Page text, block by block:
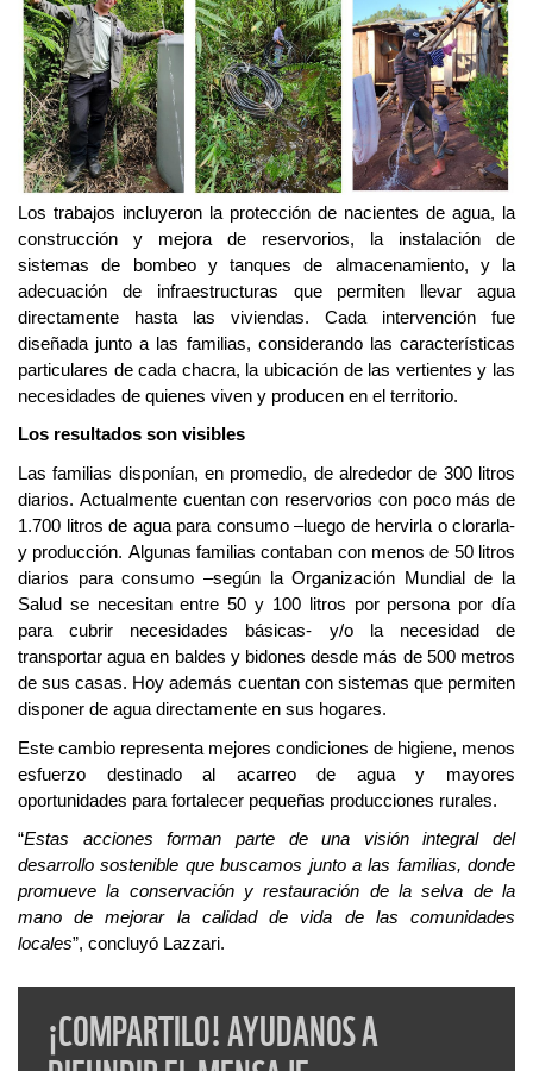
Los trabajos incluyeron la protección de nacientes de agua, la
construcción y mejora de reservorios, la instalación de
sistemas de bombeo y tanques de almacenamiento, y la
adecuación de infraestructuras que permiten llevar agua
directamente hasta las viviendas.
Cada intervención fue
diseñada junto a las familias, considerando las características
particulares de cada chacra, la ubicación de las vertientes y las
necesidades de quienes viven y producen en el territorio.
Los resultados son visibles
Las familias disponían, en promedio, de alrededor de 300 litros
diarios. Actualmente cuentan con reservorios con poco más de
1.700 litros de agua para consumo –luego de hervirla o clorarla-
y producción. Algunas familiascontaban con menos de 50 litros
diarios para consumo –según la Organización Mundial de la
Salud se necesitan entre 50 y 100 litros por persona por día
para cubrir necesidades básicas- y/o la necesidad de
transportar agua en baldes y bidones desde más de 500 metros
de sus casas. Hoy además cuentan consistemas que permiten
disponer de agua directamente en sus hogares.
Este cambio representa mejores condiciones de higiene, menos
esfuerzo destinado al acarreo de agua y mayores
oportunidades para fortalecer pequeñas producciones rurales.
“Estas acciones forman parte de una visión integral del
desarrollo sostenible que buscamos junto a las familias, donde
promueve la conservación y restauración de la selva de la
mano de mejorar la calidad de vida de las comunidades
locales”, concluyó Lazzari.
¡COMPARTILO! AYUDANOS A